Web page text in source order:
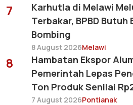
7
Karhutla di Melawi
Terbakar, BPBD
Bombing
8 August 2026Melawi
8
Hambatan Ekspor
Pemerintah Lepas
Ton Produk Senilai
7 August 2026Pontianak